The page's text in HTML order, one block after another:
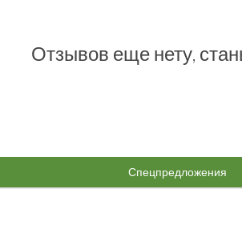
Отзывов еще нету,
Спецпредложения